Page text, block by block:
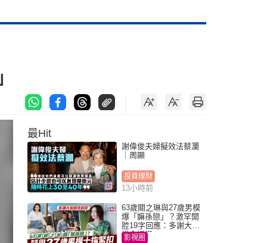
最Hit
謝偉俊夫婦擬效法蔡瀾
｜周顯
投資理財
13小時前
63歲關之琳與27歲男模
爆「嫲孫戀」？激罕開
腔19字回應：多謝大家
掛念近況
影視圈